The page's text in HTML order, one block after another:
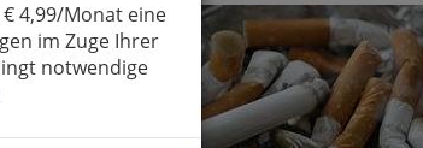
4,99/Monat eine
im Zuge Ihrer
notwendige